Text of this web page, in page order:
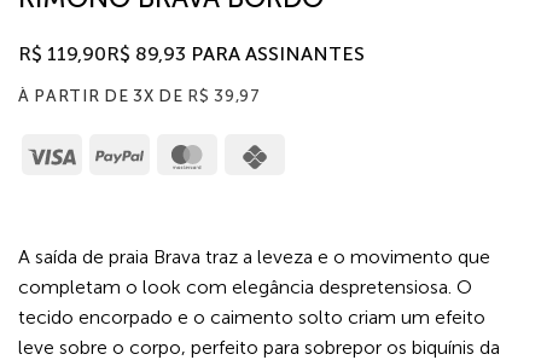
R$ 119,90R$ 89,93 PARA ASSINANTES
À PARTIR DE 3X DE R$ 39,97
Visa PayPal MasterCard
A saída de praia Brava traz a leveza e o movimento que
completam o look com elegância despretensiosa. O
tecido encorpado e o caimento solto criam um efeito
leve sobre o corpo, perfeito para sobrepor os biquínis da